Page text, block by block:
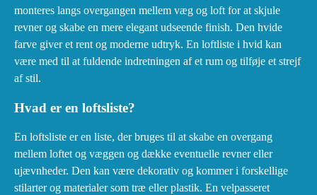
monteres langs overgangen mellem væg og loft for at skjule
revner og skabe en mere elegant udseende finish. Den hvide
farve giver et rent og moderne udtryk. En loftliste i hvid kan
være med til at fuldende indretningen af et rum og tilføje et strejf
af stil.
Hvad er en loftsliste?
En loftsliste er en liste, der bruges til at skabe en overgang
mellem loftet og væggen og dække eventuelle revner eller
ujævnheder. Den kan være dekorativ og kommer i forskellige
stilarter og materialer som træ eller plastik. En velpasseret